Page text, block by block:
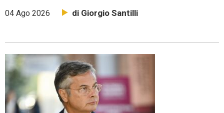
04 Ago 2026 di Giorgio Santilli